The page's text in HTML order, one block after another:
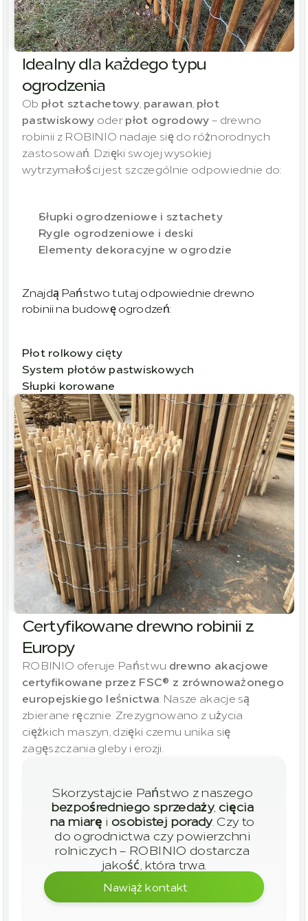
Idealny dla każdego typu
ogrodzenia
Ob płot sztachetowy parawan płot
pastwiskowy oder płot ogrodowy – drewno
robinii z ROBINIO nadaje się do różnorodnych
zastosowań. Dzięki swojej wysokiej
wytrzymałości jest szczególnie odpowiednie do:
Słupki ogrodzeniowe i sztachety
Rygle ogrodzeniowe i deski
Elementy dekoracyjne w ogrodzie
Znajdą Państwo tutaj odpowiednie drewno
robinii na budowę ogrodzeń:
Płot rolkowy cięty
System płotów pastwiskowych
Słupki korowane
Certyfikowane drewno robinii z
Europy
ROBINIO oferuje Państwu drewno akacjowe
certyfikowane przez FSC® z zrównoważonego
europejskiego leśnictwa . Nasze akacje są
zbierane ręcznie. Zrezygnowano z użycia
ciężkich maszyn, dzięki czemu unika się
zagęszczania gleby i erozji.
bezpośredniego sprzedaży, cięcia
na miarę i osobistej porady. Czy to
do ogrodnictwa czy powierzchni
rolniczych – ROBINIO dostarcza
jakość, która trwa.
Nawiąż kontakt